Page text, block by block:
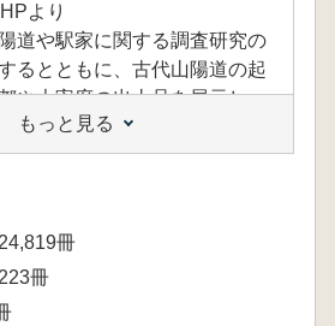
より
道や駅家に関する調査研究の
るとともに、古代山陽道の起
や大宰府の出土品を展示し、
の関わりを探ります。
―倭国から日本へ―
整備
へ―古代山陽道と駅家―
もっと見る
冊
冊